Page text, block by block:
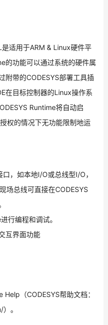
适用于ARM & Linux硬件平
的功能可以通过系统的硬件属
附带的CODESYS部署工具插
在目标控制器的Linux操作系
Runtime将自动启
权的情况下无功能限制地运
，如本地I/O或总线型I/O，
场总线可直接在CODESYS
行编程和调试。
互界面功能
（CODESYS帮助文档：
。